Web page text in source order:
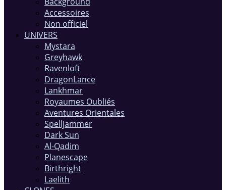
Accessoires
Non officiel
UNIVERS
Mystara
Greyhawk
Ravenloft
DragonLance
Lankhmar
Royaumes Oubliés
Aventures Orientales
Spelljammer
Dark Sun
Al-Qadim
Planescape
Birthright
Laelith